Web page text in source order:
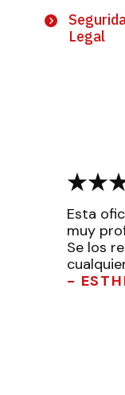
Legal
Esta
muy
Se los
-